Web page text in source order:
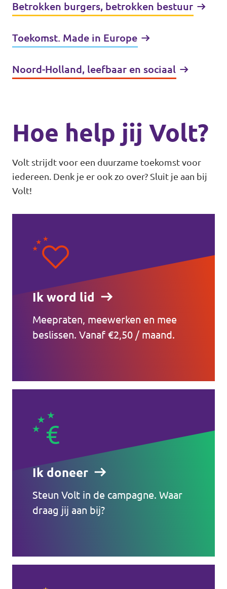
Betrokken burgers, betrokken bestuur
Toekomst. Made in Europe
Noord-Holland, leefbaar en sociaal
Hoe help jij Volt?
Volt strijdt voor een duurzame toekomst voor
iedereen. Denk je er ook zo over? Sluit je aan bij
Volt!
Ik word lid
Meepraten, meewerken en mee
beslissen. Vanaf €2,50 / maand.
Ik doneer
Steun Volt in de campagne. Waar
draag jij aan bij?